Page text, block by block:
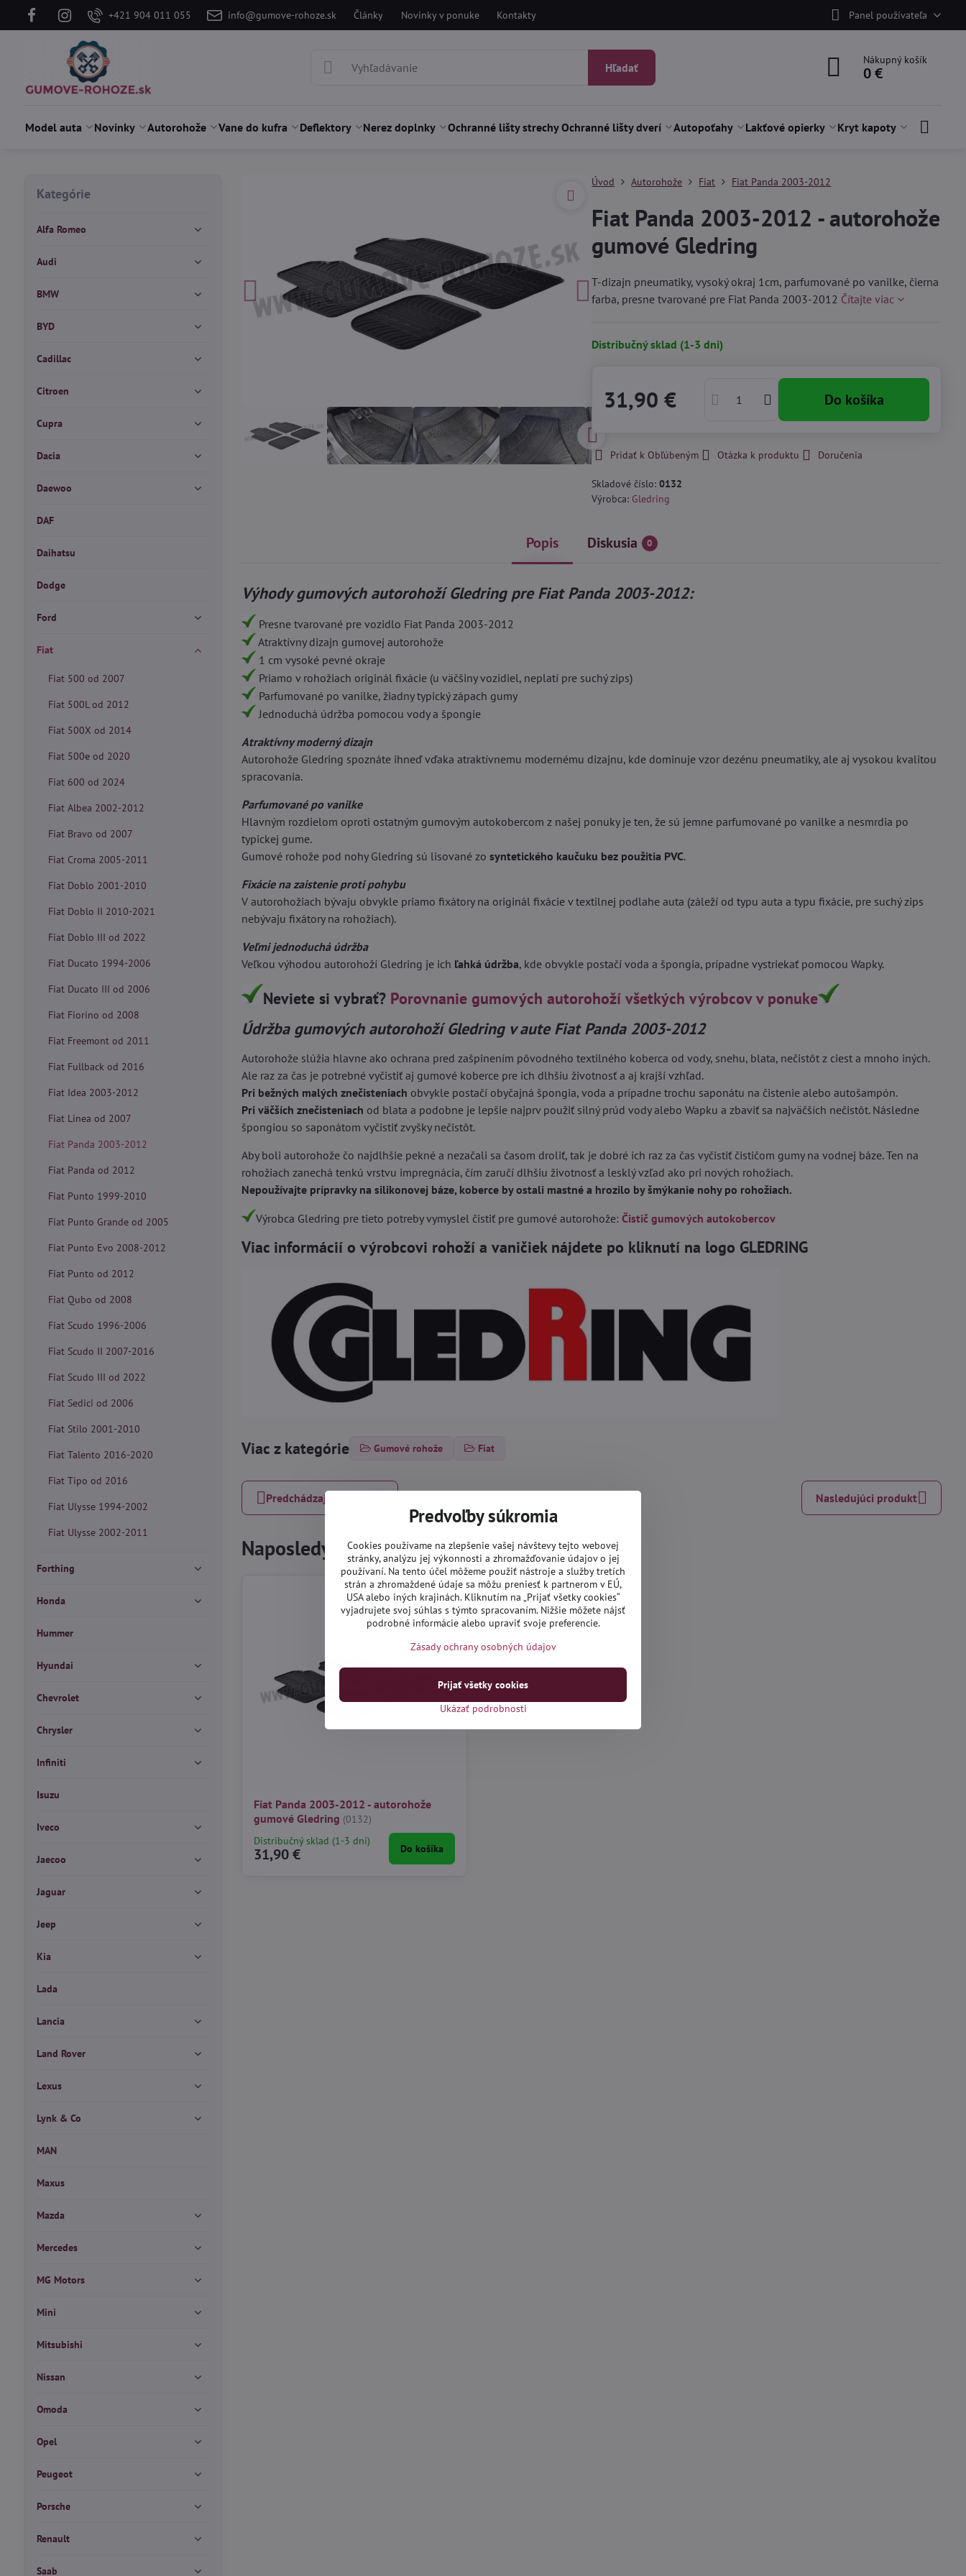
+421 904 011 055 info@gumove-rohoze.sk Články Novinky v ponuke Kontakty Panel používateľa
Hľadať
Nákupný košík
0 €
Model auta Novinky Autorohože Vane do kufra Deflektory Nerez doplnky Ochranné lišty strechyOchranné lišty dverí Autopoťahy Lakťové opierky Kryt kapoty
Úvod Autorohože Fiat Fiat Panda 2003-2012
Fiat Panda 2003-2012 - autorohože
gumové Gledring
T-dizajn pneumatiky, vysoký okraj 1cm, parfumované po vanilke, čierna
farba, presne tvarované pre Fiat Panda 2003-2012 Čítajte viac
Distribučný sklad (1-3 dni)
31,90 € Do košíka
Pridať k Obľúbeným Otázka k produktu Doručenia
Skladové číslo:0132
Výrobca: Gledring
Popis Diskusia 0
Výhody gumových autorohoží Gledring pre Fiat Panda 2003-2012:
Presne tvarované pre vozidlo Fiat Panda 2003-2012
Atraktívny dizajn gumovej autorohože
1 cm vysoké pevné okraje
Priamo v rohožiach originál fixácie (u väčšiny vozidiel, neplatí pre suchý zips)
Parfumované po vanilke, žiadny typický zápach gumy
Jednoduchá údržba pomocou vody a špongie
Atraktívny moderný dizajn
Autorohože Gledring spoznáte ihneď vďaka atraktívnemu modernému dizajnu, kde dominuje vzor dezénu pneumatiky, ale aj vysokou kvalitou
spracovania.
Parfumované po vanilke
Hlavným rozdielom oproti ostatným gumovým autokobercom z našej ponuky je ten, že sú jemne parfumované po vanilke a nesmrdia po
typickej gume.
Gumové rohože pod nohy Gledring sú lisované zosyntetického kaučuku bez použitia PVC.
Fixácie na zaistenie proti pohybu
V autorohožiach bývaju obvykle priamo fixátory na originál fixácie v textilnej podlahe auta (záleží od typu auta a typu fixácie, pre suchý zips
nebývaju fixátory na rohožiach).
Veľmi jednoduchá údržba
Veľkou výhodou autorohoží Gledring je ich ľahká údržba, kde obvykle postačí voda a špongia, prípadne vystriekať pomocou Wapky.
Neviete si vybrať? Porovnanie gumových autorohoží všetkých výrobcov v ponuke
Údržba gumových autorohoží Gledring v aute Fiat Panda 2003-2012
Autorohože slúžia hlavne ako ochrana pred zašpinením pôvodného textilného koberca od vody, snehu, blata, nečistôt z ciest a mnoho iných.
Ale raz za čas je potrebné vyčistiť aj gumové koberce pre ich dlhšiu životnosť a aj krajší vzhľad.
Pri bežných malých znečisteniach obvykle postačí obyčajná špongia, voda a prípadne trochu saponátu na čistenie alebo autošampón.
Pri väčších znečisteniach od blata a podobne je lepšie najprv použiť silný prúd vody alebo Wapku a zbaviť sa najväčších nečistôt. Následne
špongiou so saponátom vyčistiť zvyšky nečistôt.
Aby boli autorohože čo najdlhšie pekné a nezačali sa časom droliť, tak je dobré ich raz za čas vyčistiť čističom gumy na vodnej báze. Ten na
rohožiach zanechá tenkú vrstvu impregnácia, čím zaručí dlhšiu životnosť a lesklý vzľad ako pri nových rohožiach.
Nepoužívajte prípravky na silikonovej báze, koberce by ostali mastné a hrozilo by šmýkanie nohy po rohožiach.
Výrobca Gledring pre tieto potreby vymyslel čistiť pre gumové autorohože:Čistič gumových autokobercov
Viac informácií o výrobcovi rohoží a vaničiek nájdete po kliknutí na logo GLEDRING
Viac z kategórie Gumové rohože Fiat
Predchádzajúci produkt Nasledujúci produkt
Naposledy ste navštívili tieto produkty
Fiat Panda 2003-2012 - autorohože
gumové Gledring (0132)
Distribučný sklad (1-3 dni)
31,90 € Do košíka
Kategórie
Alfa Romeo
Audi
BMW
BYD
Cadillac
Citroen
Cupra
Dacia
Daewoo
DAF
Daihatsu
Dodge
Ford
Fiat
Fiat 500 od 2007
Fiat 500L od 2012
Fiat 500X od 2014
Fiat 500e od 2020
Fiat 600 od 2024
Fiat Albea 2002-2012
Fiat Bravo od 2007
Fiat Croma 2005-2011
Fiat Doblo 2001-2010
Fiat Doblo II 2010-2021
Fiat Doblo III od 2022
Fiat Ducato 1994-2006
Fiat Ducato III od 2006
Fiat Fiorino od 2008
Fiat Freemont od 2011
Fiat Fullback od 2016
Fiat Idea 2003-2012
Fiat Linea od 2007
Fiat Panda 2003-2012
Fiat Panda od 2012
Fiat Punto 1999-2010
Fiat Punto Grande od 2005
Fiat Punto Evo 2008-2012
Fiat Punto od 2012
Fiat Qubo od 2008
Fiat Scudo 1996-2006
Fiat Scudo II 2007-2016
Fiat Scudo III od 2022
Fiat Sedici od 2006
Fiat Stilo 2001-2010
Fiat Talento 2016-2020
Fiat Tipo od 2016
Fiat Ulysse 1994-2002
Fiat Ulysse 2002-2011
Forthing
Honda
Hummer
Hyundai
Chevrolet
Chrysler
Infiniti
Isuzu
Iveco
Jaecoo
Jaguar
Jeep
Kia
Lada
Lancia
Land Rover
Lexus
Lynk & Co
MAN
Maxus
Mazda
Mercedes
MG Motors
Mini
Mitsubishi
Nissan
Omoda
Opel
Peugeot
Porsche
Renault
Saab
Predvoľby súkromia
Cookies používame na zlepšenie vašej návštevy tejto webovej
stránky, analýzu jej výkonnosti a zhromažďovanie údajov o jej
používaní. Na tento účel môžeme použiť nástroje a služby tretích
strán a zhromaždené údaje sa môžu preniesť k partnerom v EÚ,
USA alebo iných krajinách. Kliknutím na „Prijať všetky cookies“
vyjadrujete svoj súhlas s týmto spracovaním. Nižšie môžete nájsť
podrobné informácie alebo upraviť svoje preferencie.
Zásady ochrany osobných údajov
Ukázať podrobnosti
Prijať všetky cookies